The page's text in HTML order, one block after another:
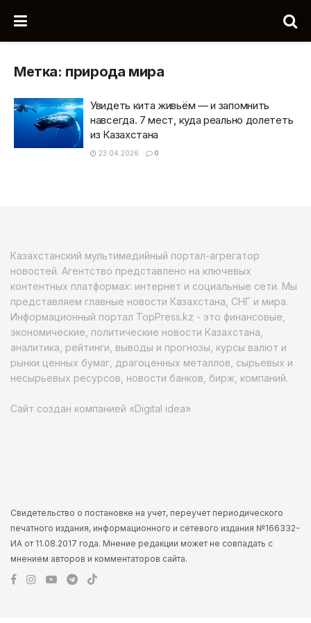
Метка: природа мира
Увидеть кита живьём — и запомнить
навсегда. 7 мест, куда реально долететь
из Казахстана
23.04.2026 0
Казахстанский мультимедийный портал-агрегатор
новостей. Агентство представлено на ключевых
контентных платформах: интернет и социальные сети. Мы
представляем главные новости Казахстана, СНГ и мира.
Информационный портал TopPress.kz - это финансовые,
экономические, политические новости Казахстана,
аналитика, рейтинги, выводы и прогнозы, курсы валют и
рынки ценных бумаг, драгоценных металлов, сырьевых и
несырьевых ресурсов, новости банков, бирж, компаний.
Сайт создан компанией «Digital idea»
Свидетельство о постановке на учет, переучет периодического
печатного издания, информационного и сетевого издания №166332-
ИА от 11.08.2017 года. Мнение редакции может не совпадать с
мнением авторов и комментаторов сайта.